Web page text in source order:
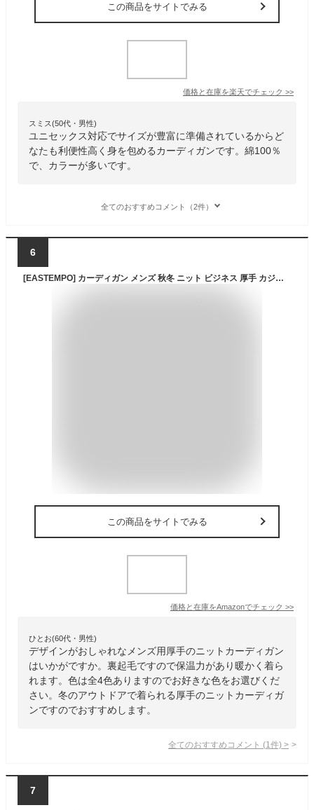
この商品をサイトでみる
価格と在庫を楽天でチェック >>
スミス(50代・男性)
ユニセックス対応でサイズが豊富に準備されているからど
なたも利便性高く身を包めるカーディガンです。綿100％
で、カラーが多いです。
全てのおすすめコメント（2件）
6
[EASTEMPO] カーディガン メンズ 秋冬 ニット ビジネス 厚手 カジュアル vネック 大きいサイズ (ダークグレー, 2XL)
この商品をサイトでみる
価格と在庫をAmazonでチェック >>
ひとお(60代・男性)
デザインがおしゃれなメンズ用厚手のニットカーディガン
はいかがですか。裏起毛ですので保温力があり暖かく着ら
れます。色は全4色ありますのでお好きな色をお選びくだ
さい。冬のアウトドアで着られる厚手のニットカーディガ
ンですのでおすすめします。
全てのおすすめコメント (1 件) >
7